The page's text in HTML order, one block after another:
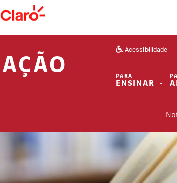
Acessibilidade
PARA
ENSINAR